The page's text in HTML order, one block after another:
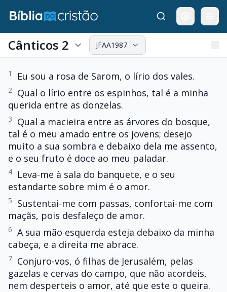
Cânticos 2 JFAA1987
1 Eu sou a rosa de Sarom, o lírio dos vales.
2
Qual o lírio entre os espinhos, tal é a minha
querida entre as donzelas.
3
Qual a macieira entre as árvores do bosque,
tal é o meu amado entre os jovens; desejo
muito a sua sombra e debaixo dela me assento,
e o seu fruto é doce ao meu paladar.
4
Leva-me à sala do banquete, e o seu
estandarte sobre mim é o amor.
5
Sustentai-me com passas, confortai-me com
maçãs, pois desfaleço de amor.
6 A sua mão esquerda esteja debaixo da minha
cabeça, e a direita me abrace.
7 Conjuro-vos, ó filhas de Jerusalém, pelas
gazelas e cervas do campo, que não acordeis,
nem desperteis o amor, até que este o queira.